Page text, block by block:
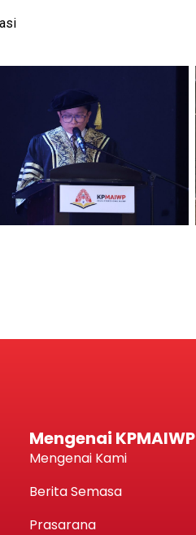
Mengenai KPMAIWP
Mengenai Kami
Berita Semasa
Prasarana